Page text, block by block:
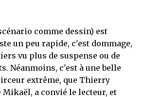
comme dessin) est
un peu rapide, c'est dommage,
vu plus de suspense ou de
Néanmoins, c'est à une belle
extrême, que Thierry
Mikaël, a convié le lecteur, et